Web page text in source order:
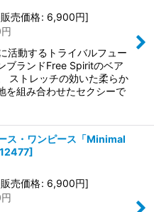
売価格: 6,900円]
円
活動するトライバルフュー
ブランドFree Spiritのベア
ストレッチの効いた柔らか
を組み合わせたセクシーで
ス・ワンピース「Minimal
12477]
売価格: 6,900円]
円